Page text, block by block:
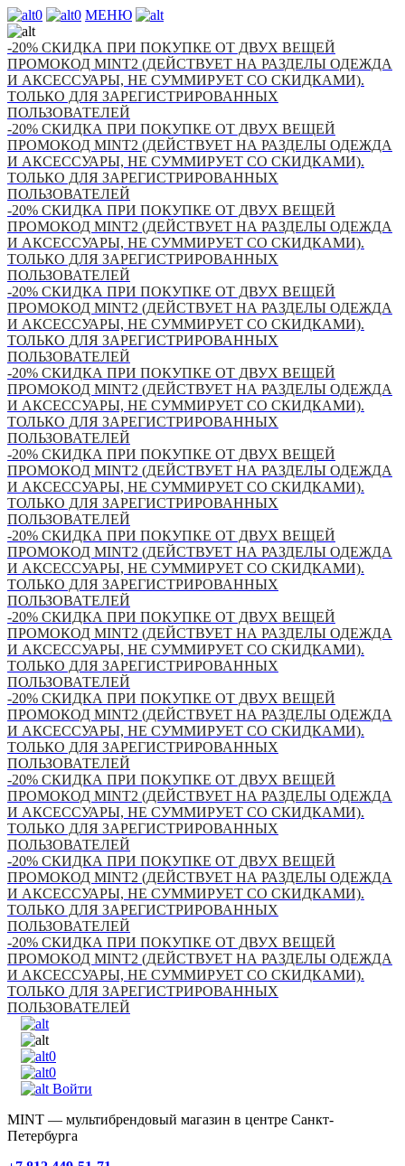
0 0 МЕНЮ
-20% СКИДКА ПРИ ПОКУПКЕ ОТ ДВУХ ВЕЩЕЙ
ПРОМОКОД MINT2 (ДЕЙСТВУЕТ НА РАЗДЕЛЫ ОДЕЖДА
И АКСЕССУАРЫ, НЕ СУММИРУЕТ СО СКИДКАМИ).
ТОЛЬКО ДЛЯ ЗАРЕГИСТРИРОВАННЫХ
ПОЛЬЗОВАТЕЛЕЙ
-20% СКИДКА ПРИ ПОКУПКЕ ОТ ДВУХ ВЕЩЕЙ
ПРОМОКОД MINT2 (ДЕЙСТВУЕТ НА РАЗДЕЛЫ ОДЕЖДА
И АКСЕССУАРЫ, НЕ СУММИРУЕТ СО СКИДКАМИ).
ТОЛЬКО ДЛЯ ЗАРЕГИСТРИРОВАННЫХ
ПОЛЬЗОВАТЕЛЕЙ
-20% СКИДКА ПРИ ПОКУПКЕ ОТ ДВУХ ВЕЩЕЙ
ПРОМОКОД MINT2 (ДЕЙСТВУЕТ НА РАЗДЕЛЫ ОДЕЖДА
И АКСЕССУАРЫ, НЕ СУММИРУЕТ СО СКИДКАМИ).
ТОЛЬКО ДЛЯ ЗАРЕГИСТРИРОВАННЫХ
ПОЛЬЗОВАТЕЛЕЙ
-20% СКИДКА ПРИ ПОКУПКЕ ОТ ДВУХ ВЕЩЕЙ
ПРОМОКОД MINT2 (ДЕЙСТВУЕТ НА РАЗДЕЛЫ ОДЕЖДА
И АКСЕССУАРЫ, НЕ СУММИРУЕТ СО СКИДКАМИ).
ТОЛЬКО ДЛЯ ЗАРЕГИСТРИРОВАННЫХ
ПОЛЬЗОВАТЕЛЕЙ
-20% СКИДКА ПРИ ПОКУПКЕ ОТ ДВУХ ВЕЩЕЙ
ПРОМОКОД MINT2 (ДЕЙСТВУЕТ НА РАЗДЕЛЫ ОДЕЖДА
И АКСЕССУАРЫ, НЕ СУММИРУЕТ СО СКИДКАМИ).
ТОЛЬКО ДЛЯ ЗАРЕГИСТРИРОВАННЫХ
ПОЛЬЗОВАТЕЛЕЙ
-20% СКИДКА ПРИ ПОКУПКЕ ОТ ДВУХ ВЕЩЕЙ
ПРОМОКОД MINT2 (ДЕЙСТВУЕТ НА РАЗДЕЛЫ ОДЕЖДА
И АКСЕССУАРЫ, НЕ СУММИРУЕТ СО СКИДКАМИ).
ТОЛЬКО ДЛЯ ЗАРЕГИСТРИРОВАННЫХ
ПОЛЬЗОВАТЕЛЕЙ
-20% СКИДКА ПРИ ПОКУПКЕ ОТ ДВУХ ВЕЩЕЙ
ПРОМОКОД MINT2 (ДЕЙСТВУЕТ НА РАЗДЕЛЫ ОДЕЖДА
И АКСЕССУАРЫ, НЕ СУММИРУЕТ СО СКИДКАМИ).
ТОЛЬКО ДЛЯ ЗАРЕГИСТРИРОВАННЫХ
ПОЛЬЗОВАТЕЛЕЙ
-20% СКИДКА ПРИ ПОКУПКЕ ОТ ДВУХ ВЕЩЕЙ
ПРОМОКОД MINT2 (ДЕЙСТВУЕТ НА РАЗДЕЛЫ ОДЕЖДА
И АКСЕССУАРЫ, НЕ СУММИРУЕТ СО СКИДКАМИ).
ТОЛЬКО ДЛЯ ЗАРЕГИСТРИРОВАННЫХ
ПОЛЬЗОВАТЕЛЕЙ
-20% СКИДКА ПРИ ПОКУПКЕ ОТ ДВУХ ВЕЩЕЙ
ПРОМОКОД MINT2 (ДЕЙСТВУЕТ НА РАЗДЕЛЫ ОДЕЖДА
И АКСЕССУАРЫ, НЕ СУММИРУЕТ СО СКИДКАМИ).
ТОЛЬКО ДЛЯ ЗАРЕГИСТРИРОВАННЫХ
ПОЛЬЗОВАТЕЛЕЙ
-20% СКИДКА ПРИ ПОКУПКЕ ОТ ДВУХ ВЕЩЕЙ
ПРОМОКОД MINT2 (ДЕЙСТВУЕТ НА РАЗДЕЛЫ ОДЕЖДА
И АКСЕССУАРЫ, НЕ СУММИРУЕТ СО СКИДКАМИ).
ТОЛЬКО ДЛЯ ЗАРЕГИСТРИРОВАННЫХ
ПОЛЬЗОВАТЕЛЕЙ
-20% СКИДКА ПРИ ПОКУПКЕ ОТ ДВУХ ВЕЩЕЙ
ПРОМОКОД MINT2 (ДЕЙСТВУЕТ НА РАЗДЕЛЫ ОДЕЖДА
И АКСЕССУАРЫ, НЕ СУММИРУЕТ СО СКИДКАМИ).
ТОЛЬКО ДЛЯ ЗАРЕГИСТРИРОВАННЫХ
ПОЛЬЗОВАТЕЛЕЙ
-20% СКИДКА ПРИ ПОКУПКЕ ОТ ДВУХ ВЕЩЕЙ
ПРОМОКОД MINT2 (ДЕЙСТВУЕТ НА РАЗДЕЛЫ ОДЕЖДА
И АКСЕССУАРЫ, НЕ СУММИРУЕТ СО СКИДКАМИ).
ТОЛЬКО ДЛЯ ЗАРЕГИСТРИРОВАННЫХ
ПОЛЬЗОВАТЕЛЕЙ
0
0
Войти
MINT — мультибрендовый магазин в центре Санкт-
Петербурга